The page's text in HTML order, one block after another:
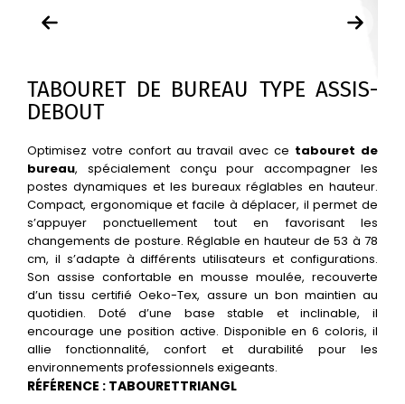
TABOURET DE BUREAU TYPE ASSIS-
DEBOUT
Optimisez votre confort au travail avec ce tabouret de
bureau, spécialement conçu pour accompagner les
postes dynamiques et les bureaux réglables en hauteur.
Compact, ergonomique et facile à déplacer, il permet de
s’appuyer ponctuellement tout en favorisant les
changements de posture. Réglable en hauteur de 53 à 78
cm, il s’adapte à différents utilisateurs et configurations.
Son assise confortable en mousse moulée, recouverte
d’un tissu certifié Oeko-Tex, assure un bon maintien au
quotidien. Doté d’une base stable et inclinable, il
encourage une position active. Disponible en 6 coloris, il
allie fonctionnalité, confort et durabilité pour les
environnements professionnels exigeants.
RÉFÉRENCE : TABOURETTRIANGL